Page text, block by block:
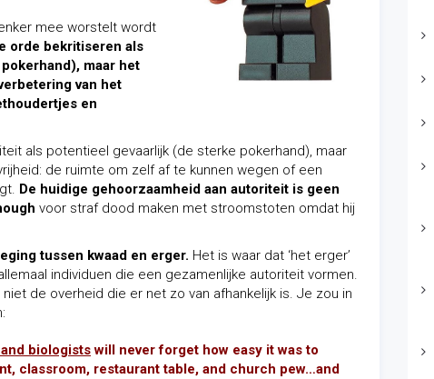
mee worstelt wordt
orde bekritiseren als
maar het
van het
en
als potentieel gevaarlijk (de sterke pokerhand), maar
de ruimte om zelf af te kunnen wegen of een
De huidige gehoorzaamheid aan autoriteit is geen
voor straf dood maken met stroomstoten omdat hij
tussen kwaad en erger. Het is waar dat ‘het erger’
individuen die een gezamenlijke autoriteit vormen.
de overheid die er net zo van afhankelijk is. Je zou in
biologistswill never forget how easy it was to
classroom, restaurant table, and church pew…and